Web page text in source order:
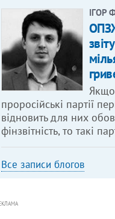
ІГОР
Якщо
проросійські партії
відновить для них
фінзвітність, то такі
Все записи блогов